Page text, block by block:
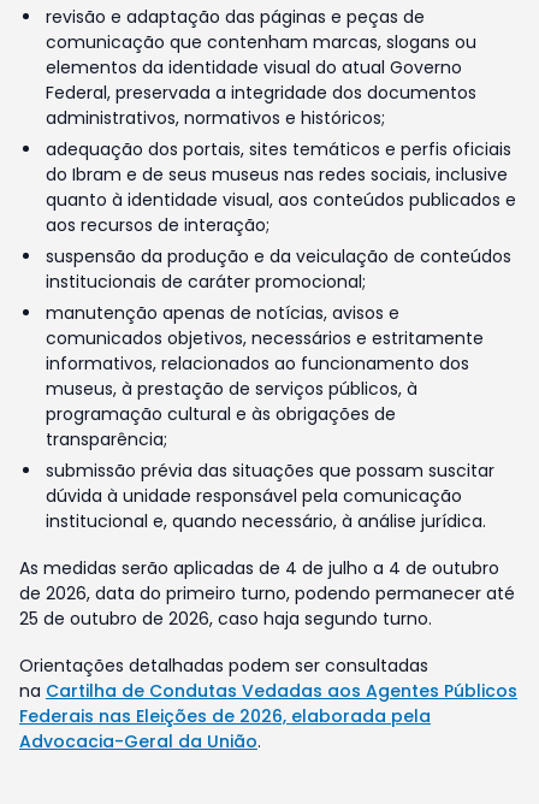
revisão e adaptação das páginas e peças de
comunicação que contenham marcas, slogans ou
elementos da identidade visual do atual Governo
Federal, preservada a integridade dos documentos
administrativos, normativos e históricos;
adequação dos portais, sites temáticos e perfis oficiais
do Ibram e de seus museus nas redes sociais, inclusive
quanto à identidade visual, aos conteúdos publicados e
aos recursos de interação;
suspensão da produção e da veiculação de conteúdos
institucionais de caráter promocional;
manutenção apenas de notícias, avisos e
comunicados objetivos, necessários e estritamente
informativos, relacionados ao funcionamento dos
museus, à prestação de serviços públicos, à
programação cultural e às obrigações de
transparência;
submissão prévia das situações que possam suscitar
dúvida à unidade responsável pela comunicação
institucional e, quando necessário, à análise jurídica.
As medidas serão aplicadas de 4 de julho a 4 de outubro
de 2026, data do primeiro turno, podendo permanecer até
25 de outubro de 2026, caso haja segundo turno.
Orientações detalhadas podem ser consultadas
na Cartilha de Condutas Vedadas aos Agentes Públicos
Federais nas Eleições de 2026, elaborada pela
Advocacia-Geral da União.